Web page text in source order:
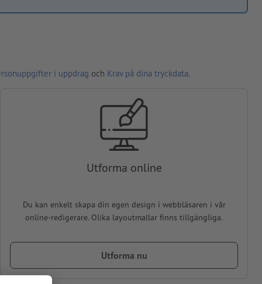
i uppdrag och Krav på dina tryckdata.
Utforma online
Du kan enkelt skapa din egen design i webbläsaren i vår
online-redigerare. Olika layoutmallar finns tillgängliga.
Utforma nu